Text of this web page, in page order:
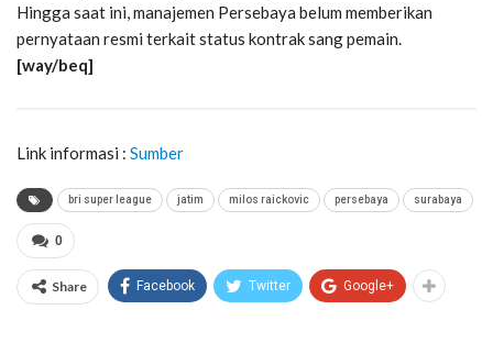
Hingga saat ini, manajemen Persebaya belum memberikan
pernyataan resmi terkait status kontrak sang pemain.
[way/beq]
Link informasi : Sumber
bri super league jatim milos raickovic persebaya surabaya
0
Share Facebook Twitter Google+